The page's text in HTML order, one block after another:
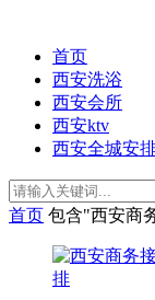
首页
西安洗浴
西安会所
西安ktv
西安全城安
首页 包含"西安商